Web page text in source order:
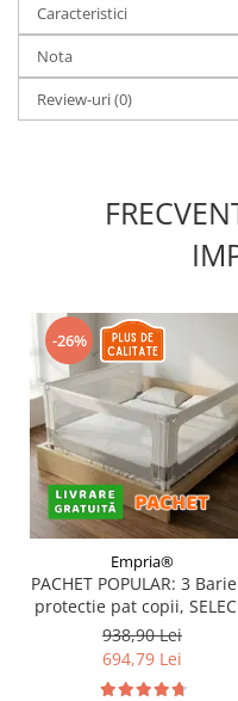
Caracteristici
Nota
Review-uri(0)
-26%
Empria®
PACHET POPULAR: 3
protectie pat copii,
160x200 cm
938,90 Lei
694,79 Lei